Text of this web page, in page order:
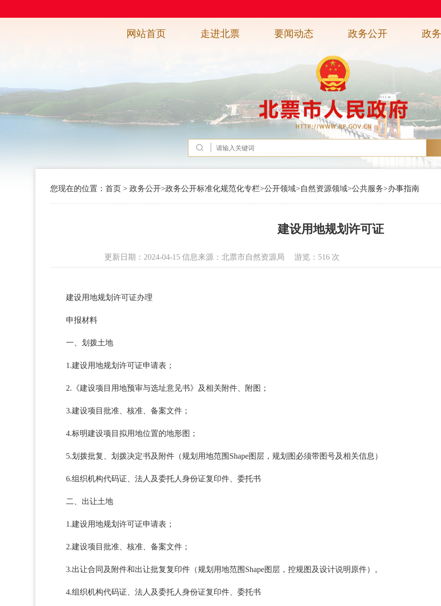
网站首页 走进北票 要闻动态 政务公开 政
您现在的位置： 首页 > 政务公开>政务公开标准化规范化专栏>公开领域>自然资源领域>公共服务>办事指南
建设用地规划许可证
更新日期：2024-04-15 信息来源：北票市自然资源局 游览： 516 次
建设用地规划许可证办理
申报材料
一、划拨土地
1.建设用地规划许可证申请表；
2.《建设项目用地预审与选址意见书》及相关附件、附图；
3.建设项目批准、核准、备案文件；
4.标明建设项目拟用地位置的地形图；
5.划拨批复、划拨决定书及附件（规划用地范围Shape图层，规划图必须带图号及相关信息）
6.组织机构代码证、法人及委托人身份证复印件、委托书
二、出让土地
1.建设用地规划许可证申请表；
2.建设项目批准、核准、备案文件；
3.出让合同及附件和出让批复复印件（规划用地范围Shape图层，控规图及设计说明原件）。
4.组织机构代码证、法人及委托人身份证复印件、委托书